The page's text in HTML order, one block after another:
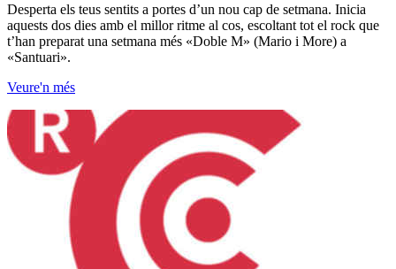
Desperta els teus sentits a portes d’un nou cap de setmana. Inicia
aquests dos dies amb el millor ritme al cos, escoltant tot el rock que
t’han preparat una setmana més «Doble M» (Mario i More) a
«Santuari».
Veure'n més